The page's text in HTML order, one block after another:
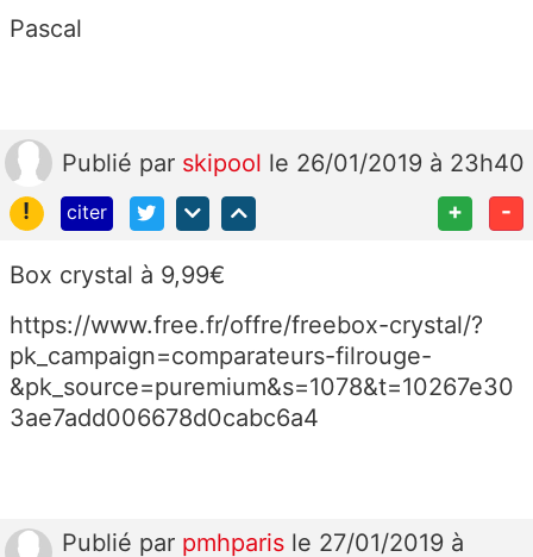
Pascal
Publié par skipool le 26/01/2019 à 23h40
!
citer + -
Box crystal à 9,99€
https://www.free.fr/offre/freebox-crystal/?
pk_campaign=comparateurs-filrouge-
&pk_source=puremium&s=1078&t=10267e30
3ae7add006678d0cabc6a4
Publié par pmhparis le 27/01/2019 à